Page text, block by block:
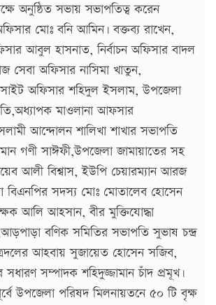
অনুষ্ঠিত সভায় সভাপতিত্ব করেন
মোঃ বনি আমিন৷ বক্তব্য রাখেন,
আবুল হাসনাত, নির্বাচন অফিসার বাদল
সেবা অফিসার নাসিমা খাতুন,
অফিসার শহিদুল ইসলাম, উপজেলা
মাওলানা আফসার
আন্দোলন শালিখা শাখার সভাপতি
গণী সাঈফী,উপজেলা জামায়াতের সহ
আলী বিশ্বাস, ইউপি চেয়ারম্যান আরজ
বিএনপির সদস্য মোঃ মোতালেব হোসেন
আলি আহসান, বীর মুক্তিযোদ্ধা
বণিক সমিতির সভাপতি সুভাষ চন্দ্র
আহবায় সুজায়েত হোসেন সজিব,
সধারণ সম্পাদক শহিদুজ্জামান চাঁদ প্রমূখ৷
উপজেলা পরিষদ মিলনায়তনে ৫০ টি বৃক্ষ